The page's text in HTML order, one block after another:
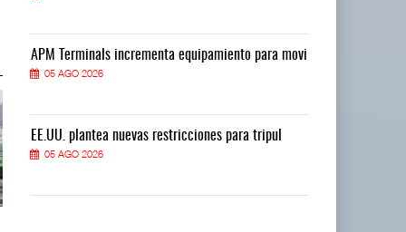
05 AGO 2026 05 AGO 2026
APM Terminals incrementa equipamiento para movi
05 AGO 2026
EE.UU. plantea nuevas restricciones para tripul
05 AGO 2026